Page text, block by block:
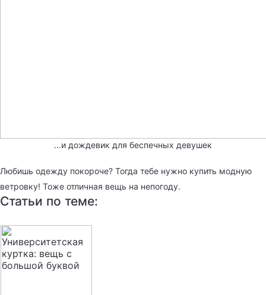
…и дождевик для беспечных девушек
Любишь одежду покороче? Тогда тебе нужно купить модную
ветровку! Тоже отличная вещь на непогоду.
Статьи по теме: